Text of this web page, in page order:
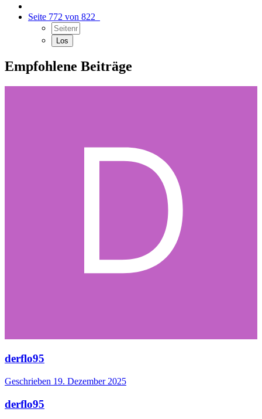
Seite 772 von 822
Empfohlene Beiträge
derflo95
Geschrieben 19. Dezember 2025
derflo95